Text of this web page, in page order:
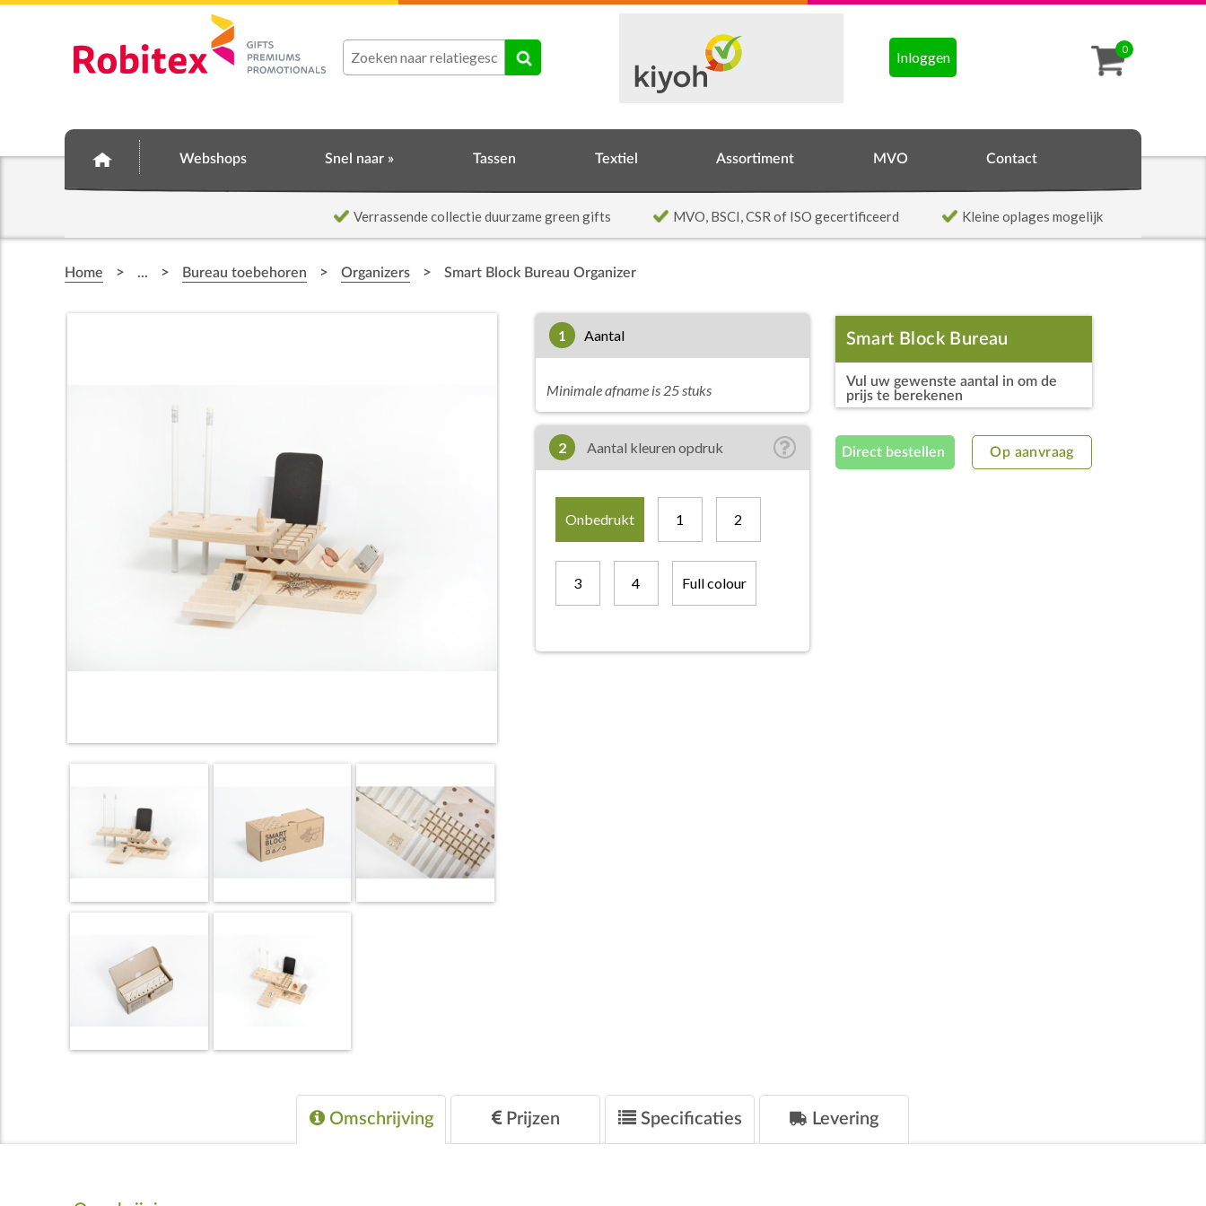
0
Inloggen
Webshops Snel naar » Tassen Textiel Assortiment MVO Contact
Verrassende collectie duurzame green gifts MVO, BSCI, CSR of ISO gecertificeerd Kleine oplages mogelijk
Home > ... > Bureau toebehoren > Organizers > Smart Block Bureau Organizer
1 aantal
Minimale afname is 25 stuks
2 Aantal kleuren opdruk
Onbedrukt 1 2
3 4 Full colour
Smart Block Bureau
Organizer
Vul uw gewenste aantal in om de
prijs te berekenen
Direct bestellen Op aanvraag
Omschrijving Prijzen Specificaties Levering